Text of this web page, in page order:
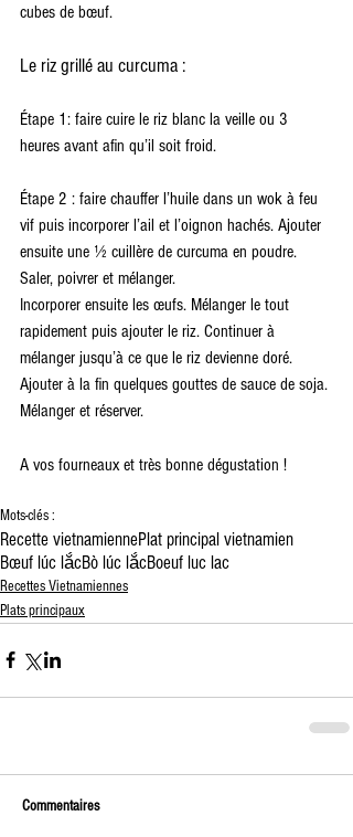
cubes de bœuf.
Le riz grillé au curcuma :
Étape 1: faire cuire le riz blanc la veille ou 3
heures avant afin qu’il soit froid.
Étape 2 : faire chauffer l’huile dans un wok à feu
vif puis incorporer l’ail et l’oignon hachés. Ajouter
ensuite une ½ cuillère de curcuma en poudre.
Saler, poivrer et mélanger.
Incorporer ensuite les œufs. Mélanger le tout
rapidement puis ajouter le riz. Continuer à
mélanger jusqu’à ce que le riz devienne doré.
Ajouter à la fin quelques gouttes de sauce de soja.
Mélanger et réserver.
A vos fourneaux et très bonne dégustation !
Mots-clés :
Recette vietnamiennePlat principal vietnamien
Bœuf lúc lắcBò lúc lắcBoeuf luc lac
Recettes Vietnamiennes
Plats principaux
Commentaires